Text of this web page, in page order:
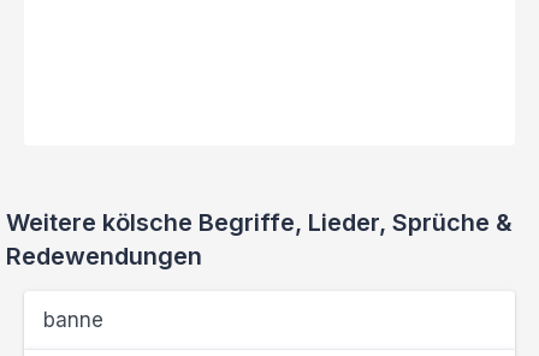
Weitere kölsche Begriffe, Lieder, Sprüche &
Redewendungen
banne